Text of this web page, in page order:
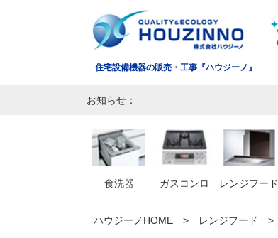
住宅設備機器の販売・工事『ハウジーノ』
お知らせ：
食洗器 ガスコンロ レンジフード
ハウジーノHOME レンジフード